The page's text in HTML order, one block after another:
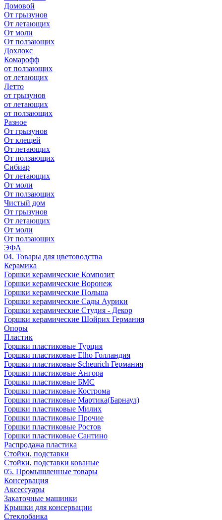
Домовой
От грызунов
От летающих
От моли
От ползающих
Дохлокс
Комарофф
от ползающих
от летающих
Летто
от грызунов
от летающих
от ползающих
Разное
От грызунов
От клещей
От летающих
От ползающих
Сибиар
От летающих
От моли
От ползающих
Чистый дом
От грызунов
От летающих
От моли
От ползающих
ЭФА
04. Товары для цветоводства
Керамика
Горшки керамические Композит
Горшки керамические Воронеж
Горшки керамические Польша
Горшки керамические Сады Аурики
Горшки керамические Студия - Декор
Горшки керамические Шойрих Германия
Опоры
Пластик
Горшки пластиковые Турция
Горшки пластиковые Elho Голландия
Горшки пластиковые Scheuriсh Германия
Горшки пластиковые Ангора
Горшки пластиковые БМС
Горшки пластиковые Кострома
Горшки пластиковые Мартика(Барнаул)
Горшки пластиковые Милих
Горшки пластиковые Прочие
Горшки пластиковые Ростов
Горшки пластиковые Сантино
Распродажа пластика
Стойки, подставки
Стойки, подставки кованые
05. Промышленные товары
Консервация
Аксессуары
Закаточные машинки
Крышки для консервации
Стеклобанка